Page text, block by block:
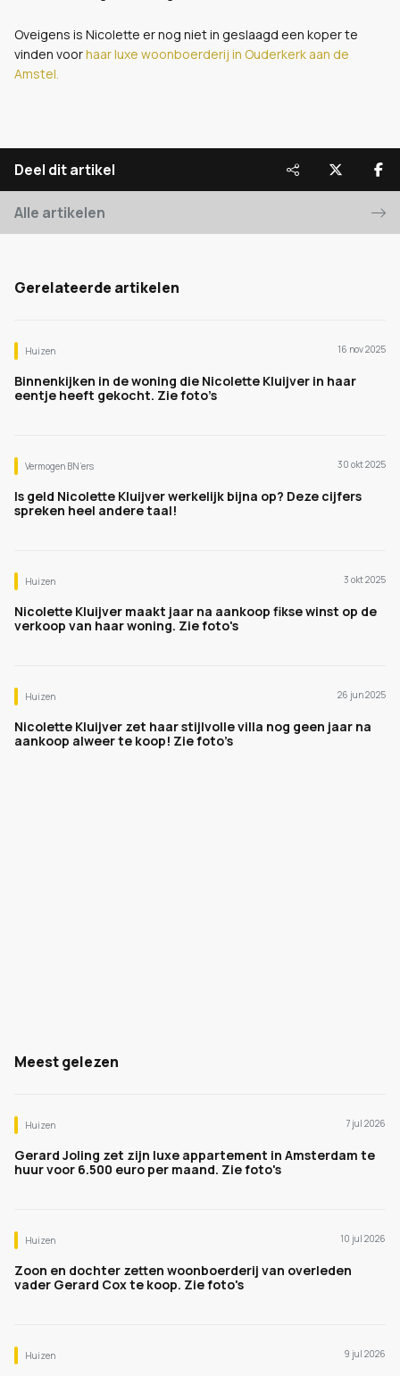
Oveigens is Nicolette er nog niet in geslaagd een koper te
vinden voorhaar luxe woonboerderij in Ouderkerk aan de
Amstel.
Deel dit artikel
Alle artikelen
Gerelateerde artikelen
Huizen 16 nov 2025
Binnenkijken in de woning die Nicolette Kluijver in haar
eentje heeft gekocht. Zie foto’s
Vermogen BN’ers 30 okt 2025
Is geld Nicolette Kluijver werkelijk bijna op? Deze cijfers
spreken heel andere taal!
Huizen 3 okt 2025
Nicolette Kluijver maakt jaar na aankoop fikse winst op de
verkoop van haar woning. Zie foto's
Huizen 26 jun 2025
Nicolette Kluijver zet haar stijlvolle villa nog geen jaar na
aankoop alweer te koop! Zie foto’s
Meest gelezen
Huizen 7 jul 2026
Gerard Joling zet zijn luxe appartement in Amsterdam te
huur voor 6.500 euro per maand. Zie foto's
Huizen 10 jul 2026
Zoon en dochter zetten woonboerderij van overleden
vader Gerard Cox te koop. Zie foto's
Huizen 9 jul 2026